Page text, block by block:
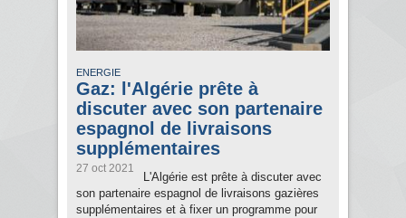
ENERGIE
Gaz: l'Algérie prête à
discuter avec son partenaire
espagnol de livraisons
supplémentaires
27 oct 2021
L'Algérie est prête à discuter avec
son partenaire espagnol de livraisons gazières
supplémentaires et à fixer un programme pour